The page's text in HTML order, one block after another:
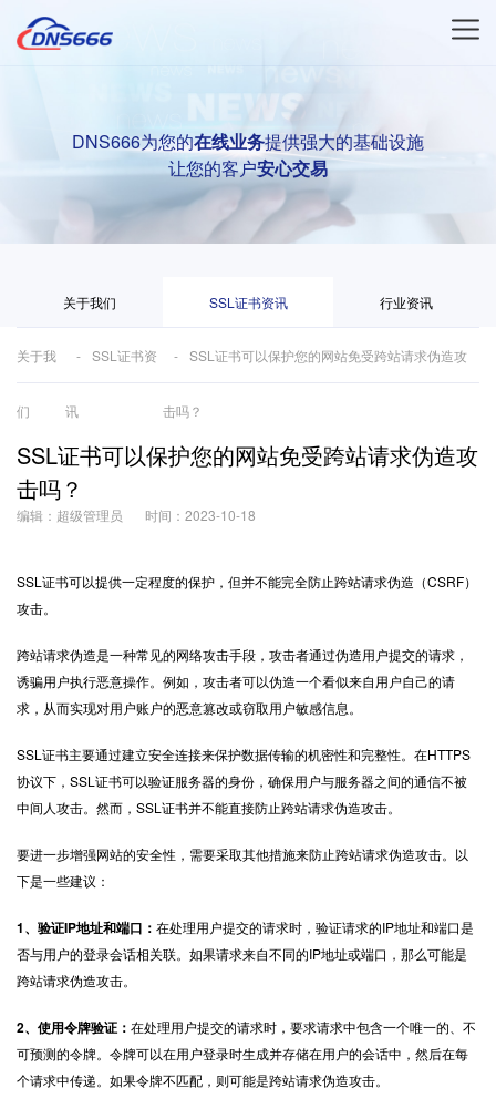
DNS666为您的在线业务提供强大的基础设施
让您的客户安心交易
关于我们 SSL证书资讯 行业资讯
关于我
们
SSL证书资
讯
SSL证书可以保护您的网站免受跨站请求伪造攻
击吗？
SSL证书可以保护您的网站免受跨站请求伪造攻
击吗？
编辑：超级管理员 时间：2023-10-18
SSL证书可以提供一定程度的保护，但并不能完全防止跨站请求伪造（CSRF）
攻击。
跨站请求伪造是一种常见的网络攻击手段，攻击者通过伪造用户提交的请求，
诱骗用户执行恶意操作。例如，攻击者可以伪造一个看似来自用户自己的请
求，从而实现对用户账户的恶意篡改或窃取用户敏感信息。
SSL证书主要通过建立安全连接来保护数据传输的机密性和完整性。在HTTPS
协议下，SSL证书可以验证服务器的身份，确保用户与服务器之间的通信不被
中间人攻击。然而，SSL证书并不能直接防止跨站请求伪造攻击。
要进一步增强网站的安全性，需要采取其他措施来防止跨站请求伪造攻击。以
下是一些建议：
1、验证IP地址和端口： 在处理用户提交的请求时，验证请求的IP地址和端口是
否与用户的登录会话相关联。如果请求来自不同的IP地址或端口，那么可能是
跨站请求伪造攻击。
2、使用令牌验证： 在处理用户提交的请求时，要求请求中包含一个唯一的、不
可预测的令牌。令牌可以在用户登录时生成并存储在用户的会话中，然后在每
个请求中传递。如果令牌不匹配，则可能是跨站请求伪造攻击。